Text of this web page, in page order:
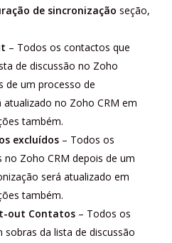
de sincronização seção,
– Todos os contactos que
de discussão no Zoho
de um processo de
atualizado no Zoho CRM em
também.
excluídos– Todos os
Zoho CRM depois de um
será atualizado em
também.
out Contatos– Todos os
da lista de discussão